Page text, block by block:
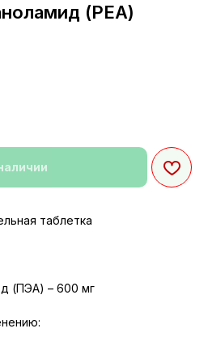
(PEA)
таблетка
(ПЭА) – 600 мг